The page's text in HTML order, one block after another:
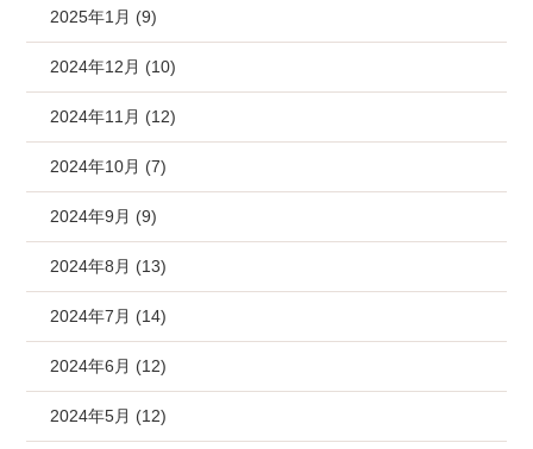
2025年1月 (9)
2024年12月 (10)
2024年11月 (12)
2024年10月 (7)
2024年9月 (9)
2024年8月 (13)
2024年7月 (14)
2024年6月 (12)
2024年5月 (12)